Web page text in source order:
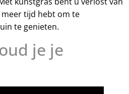
tijd hebt om te
te genieten.
je je